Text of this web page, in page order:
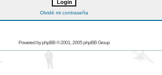
Olvidé mi contraseña
Powered byphpBB© 2001, 2005 phpBB Group